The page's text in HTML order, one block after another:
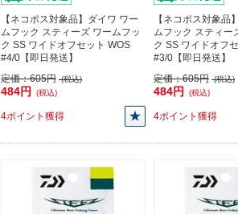
【ネコポス対象品】ダイワ ワー
ムフック スティーズ ワームフッ
ク SS ワイドオフセット WOS
#4/0【即日発送】
定価：605円 (税込)
484円 (税込)
4ポイント獲得
【ネコポス対象品
ムフック スティー
ク SS ワイドオフ
#3/0【即日発送】
定価：605円 (税込)
484円 (税込)
4ポイント獲得